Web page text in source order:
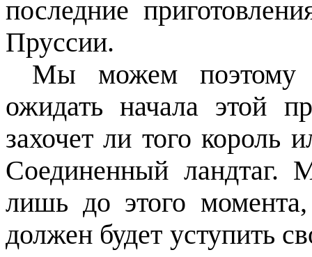
последние
Пруссии.
Мы можем поэтому
ожидать начала этой
захочет ли того король
Соединенный ландтаг.
лишь до этого
должен будет уступить